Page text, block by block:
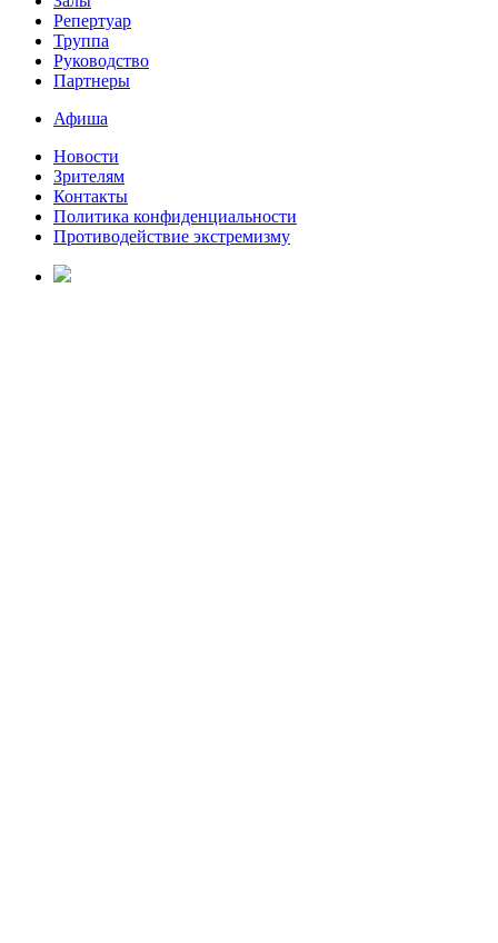
Репертуар
Труппа
Руководство
Партнеры
Афиша
Новости
Зрителям
Контакты
Политика конфиденциальности
Противодействие экстремизму